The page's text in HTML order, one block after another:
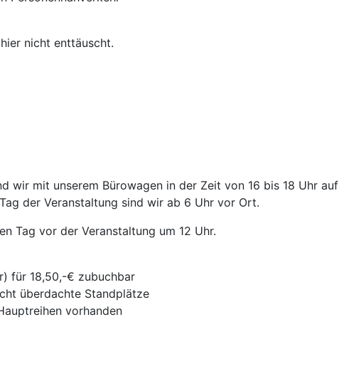
nicht enttäuscht.
wir mit unserem Bürowagen in der Zeit von 16 bis 18 Uhr auf
der Veranstaltung sind wir ab 6 Uhr vor Ort.
Tag vor der Veranstaltung um 12 Uhr.
für 18,50,-€ zubuchbar
überdachte Standplätze
vorhanden